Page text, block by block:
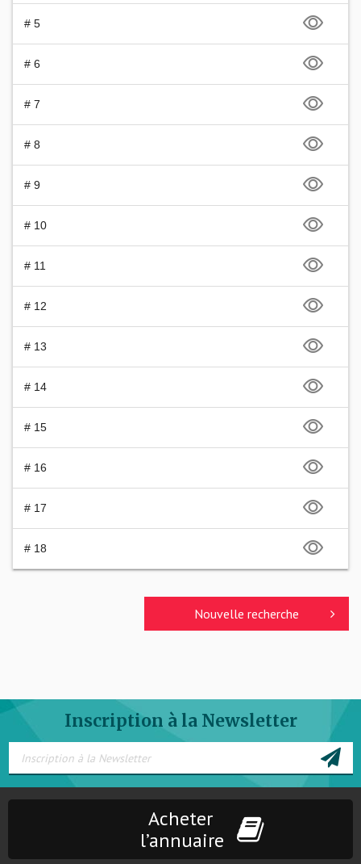
# 5
# 6
# 7
# 8
# 9
# 10
# 11
# 12
# 13
# 14
# 15
# 16
# 17
# 18
Nouvelle recherche
Inscription à la Newsletter
Acheter
l’annuaire